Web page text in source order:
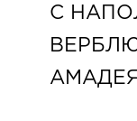
С